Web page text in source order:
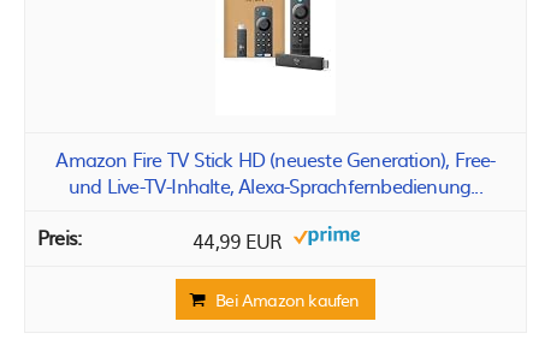
Amazon Fire TV Stick HD (neueste Generation), Free-
und Live-TV-Inhalte, Alexa-Sprachfernbedienung...
44,99 EUR
Bei Amazon kaufen